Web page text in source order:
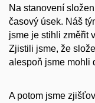
Na stanovení
časový úsek. Náš
jsme je stihli změřit
Zjistili jsme, že
alespoň jsme mohli
A potom jsme